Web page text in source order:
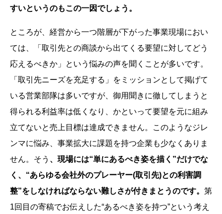
すいというのもこの一因でしょう。
ところが、経営から一つ階層が下がった事業現場におい
ては、「取引先との商談から出てくる要望に対してどう
応えるべきか」という悩みの声を聞くことが多いです。
「取引先ニーズを充足する」をミッションとして掲げて
いる営業部隊は多いですが、御用聞きに徹してしまうと
得られる利益率は低くなり、かといって要望を元に組み
立てないと売上目標は達成できません。このようなジレ
ンマに悩み、事業拡大に課題を持つ企業も少なくありま
せん。そう 、現場には“単にあるべき姿を描く”だけでな
く、“あらゆる会社外のプレーヤー(取引先)との利害調
整”をしなければならない難しさが付きまとうのです。 第
1回目の寄稿でお伝えした“あるべき姿を持つ”という考え